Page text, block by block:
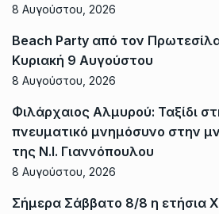
8 Αυγούστου, 2026
Beach Party από τον
Κυριακή 9 Αυγούστου
8 Αυγούστου, 2026
Φιλάρχαιος Αλμυρού: Ταξίδι
πνευματικό μνημόσυνο στην
της Ν.Ι. Γιαννόπουλου
8 Αυγούστου, 2026
Σήμερα Σάββατο 8/8 η ετήσια